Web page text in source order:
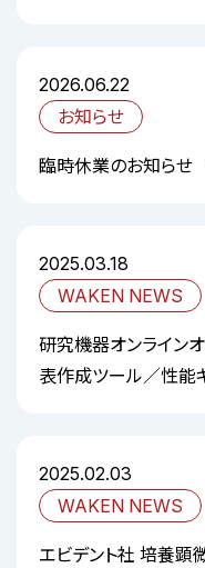
2026.06.22
お知らせ
臨時休業のお知らせ
2025.03.18
WAKEN NEWS
研究機器オンライン
表作成ツール／性能
2025.02.03
WAKEN NEWS
エビデント社 培養顕